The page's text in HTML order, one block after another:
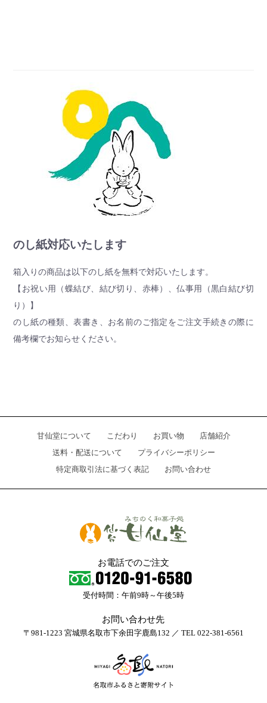
のし紙対応いたします
箱入りの商品は以下のし紙を無料で対応いたします。
【お祝い用（蝶結び、結び切り、赤棒）、仏事用（黒白結び切
り）】
のし紙の種類、表書き、お名前のご指定をご注文手続きの際に
備考欄でお知らせください。
甘仙堂について こだわり お買い物
店舗紹介
送料・配送について
プライバシーポリシー
特定商取引法に基づく表記
お問い合わせ
お電話でのご注文
受付時間：午前9時～午後5時
お問い合わせ先
〒981-1223 宮城県名取市下余田字鹿島132 ／ TEL 022-381-6561